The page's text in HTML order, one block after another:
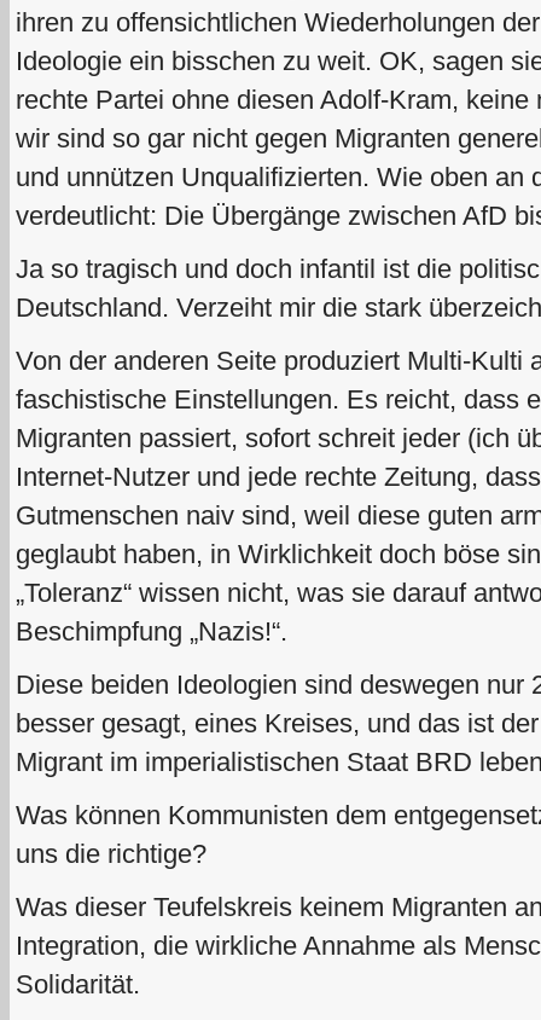
ihren zu offensichtlichen Wiederholungen
Ideologie ein bisschen zu weit. OK, sagen
rechte Partei ohne diesen Adolf-Kram,
wir sind so gar nicht gegen Migranten
und unnützen Unqualifizierten. Wie oben an
verdeutlicht: Die Übergänge zwischen AfD
Ja so tragisch und doch infantil ist die
Deutschland. Verzeiht mir die stark
Von der anderen Seite produziert Multi-Kulti
faschistische Einstellungen. Es reicht, dass
Migranten passiert, sofort schreit jeder (ich
Internet-Nutzer und jede rechte Zeitung,
Gutmenschen naiv sind, weil diese guten
geglaubt haben, in Wirklichkeit doch böse
„Toleranz“ wissen nicht, was sie darauf
Beschimpfung „Nazis!“.
Diese beiden Ideologien sind deswegen nur
besser gesagt, eines Kreises, und das ist
Migrant im imperialistischen Staat BRD
Was können Kommunisten dem
uns die richtige?
Was dieser Teufelskreis keinem Migranten
Integration, die wirkliche Annahme als
Solidarität.